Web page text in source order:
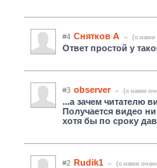
#4 Снятков А (c нами
Ответ простой у
#3 observer (c нами
...а зачем читателю
Получается видео
хотя бы по сроку
#2 Rudik1 (c нами